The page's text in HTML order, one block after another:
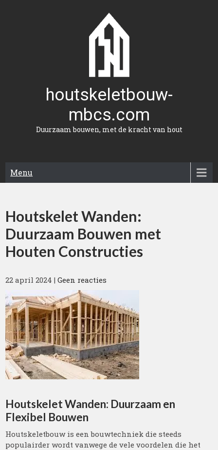
houtskeletbouw-
mbcs.com
Duurzaam bouwen, met de kracht van hout
Menu
Houtskelet Wanden:
Duurzaam Bouwen met
Houten Constructies
22 april 2024 |Geen reacties
Houtskelet Wanden: Duurzaam en
Flexibel Bouwen
Houtskeletbouw is een bouwtechniek die steeds
populairder wordt vanwege de vele voordelen die het